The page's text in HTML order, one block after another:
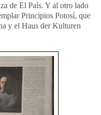
de El País. Y al otro lado
Principios Potosí, que
y el Haus der Kulturen